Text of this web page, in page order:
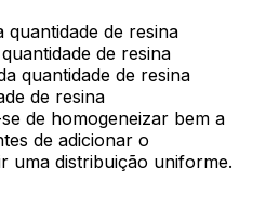
quantidade de resina
de resina
quantidade de resina
de resina
de homogeneizar bem a
de adicionar o
uma distribuição uniforme.